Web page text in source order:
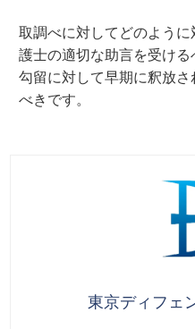
取調べに対してどのよう
護士の適切な助言を受け
勾留に対して早期に釈放
べきです。
東京ディフェ